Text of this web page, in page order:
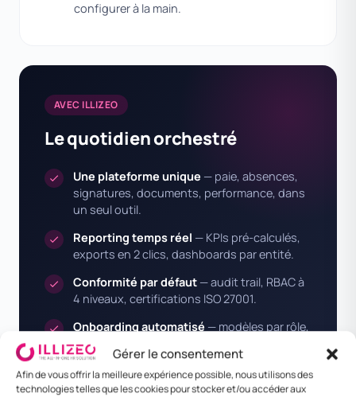
Gérer le consentement
Afin de vous offrir la meilleure expérience possible, nous utilisons des
technologies telles que les cookies pour stocker et/ou accéder aux
configurer à la main.
AVEC ILLIZEO
Le quotidien orchestré
Une plateforme unique — paie, absences,
signatures, documents, performance, dans
un seul outil.
Reporting temps réel — KPIs pré-calculés,
exports en 2 clics, dashboards par entité.
Conformité par défaut — audit trail, RBAC à
4 niveaux, certifications ISO 27001.
Onboarding automatisé — modèles par rôle,
étapes typées, emails déclenchés. Le
manager n’a rien à faire.